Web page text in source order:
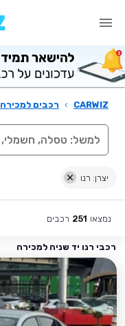
CARWIZ
› רכבים למכירה
יצרן: רנו
נמצאו 251 רכבים
רכבי רנו יד שניה למכירה